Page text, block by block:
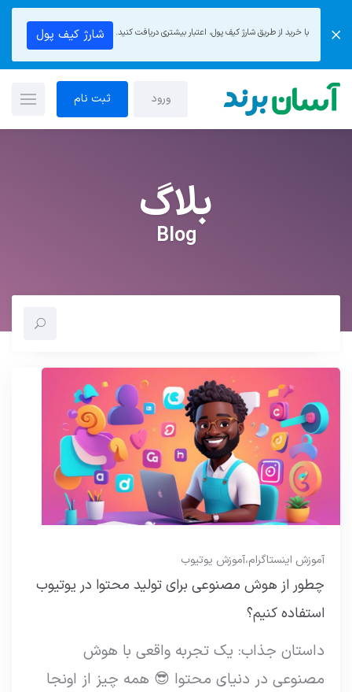
با خرید از طریق شارژ کیف پول، اعتبار بیشتری دریافت کنید. شارژ کیف پول
ورود ثبت نام
بلاگ
Blog
آموزش اینستاگرام،آموزش یوتیوب
چطور از هوش مصنوعی برای تولید محتوا در یوتیوب
استفاده کنیم؟
داستان جذاب: یک تجربه واقعی با هوش
مصنوعی در دنیای محتوا 😎 همه چیز از اونجا